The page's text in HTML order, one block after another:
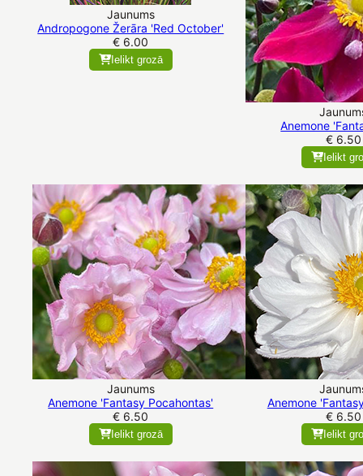
Jaunums
Andropogone Žerāra 'Red October'
€ 6.00
Ielikt grozā
Anemone
€ 6.50
Ielikt
Jaunums
Anemone 'Fantasy Pocahontas'
€ 6.50
Ielikt grozā
Anemone
€ 6.50
Ielikt